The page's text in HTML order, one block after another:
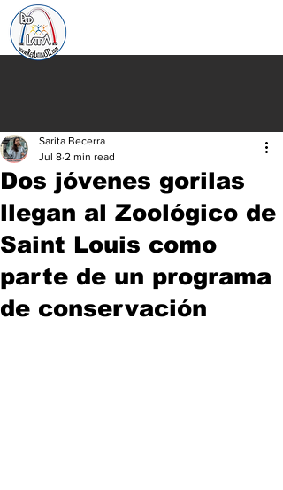
Dos jóvenes gorilas
llegan al Zoológico de
Saint Louis como
parte de un programa
de conservación
Sarita Becerra
Jul 8 2 min read